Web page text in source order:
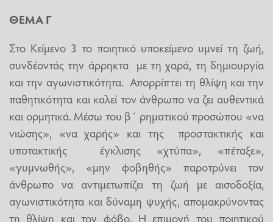
ΘΕΜΑ Γ
Στο Κείμενο 3 το ποιητικό υποκείμενο υμνεί τη ζωή,
συνδέοντάς την άρρηκτα με τη χαρά, τη δημιουργία
και την αγωνιστικότητα. Απορρίπτει τη θλίψη και την
παθητικότητα και καλεί τον άνθρωπο να ζει αυθεντικά
και ορμητικά. Μέσω του β΄ ρηματικού προσώπου «να
νιώσης», «να χαρής» και της προστακτικής και
υποτακτικής έγκλισης «χτύπα», «πέταξε»,
«γυμνωθής», «μην φοβηθής» παροτρύνει τον
άνθρωπο να αντιμετωπίζει τη ζωή με αισοδοξία,
αγωνιστικότητα και δύναμη ψυχής, απομακρύνοντας
τη θλίψη και τον φόβο. Η επιμονή του ποιητικού